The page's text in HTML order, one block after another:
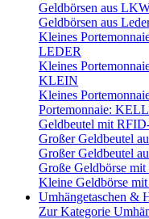
Geldbörsen aus
Geldbörsen aus
Kleines
LEDER
Kleines
KLEIN
Kleines
Portemonnaie:
Geldbeutel mit
Großer Geldbeutel
Großer Geldbeutel
Große Geldbörse
Kleine Geldbörse
Umhängetaschen &
Zur Kategorie